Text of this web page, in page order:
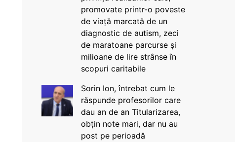
promovate printr-o poveste
de viață marcată de un
diagnostic de autism, zeci
de maratoane parcurse și
milioane de lire strânse în
scopuri caritabile
Sorin Ion, întrebat cum le
răspunde profesorilor care
dau an de an Titularizarea,
obțin note mari, dar nu au
post pe perioadă